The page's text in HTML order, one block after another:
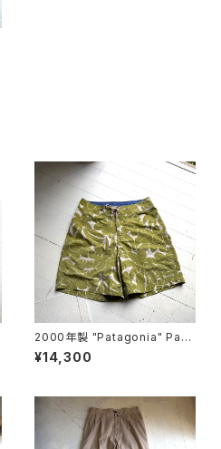
2000年製 "Patagonia" Pata
loha shorts
¥14,300